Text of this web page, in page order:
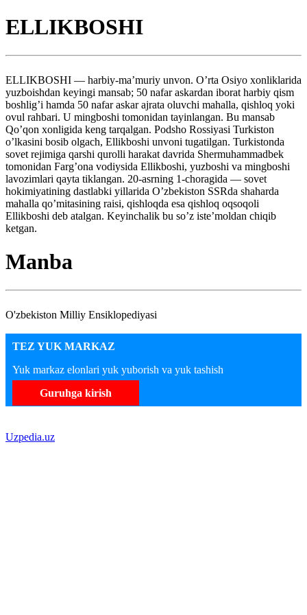
ELLIKBOSHI
ELLIKBOSHI — harbiy-ma’muriy unvon. O’rta Osiyo xonliklarida
yuzboishdan keyingi mansab; 50 nafar askardan iborat harbiy qism
boshlig’i hamda 50 nafar askar ajrata oluvchi mahalla, qishloq yoki
ovul rahbari. U mingboshi tomonidan tayinlangan. Bu mansab
Qo’qon xonligida keng tarqalgan. Podsho Rossiyasi Turkiston
o’lkasini bosib olgach, Ellikboshi unvoni tugatilgan. Turkistonda
sovet rejimiga qarshi qurolli harakat davrida Shermuhammadbek
tomonidan Farg’ona vodiysida Ellikboshi, yuzboshi va mingboshi
lavozimlari qayta tiklangan. 20-asrning 1-choragida — sovet
hokimiyatining dastlabki yillarida O’zbekiston SSRda shaharda
mahalla qo’mitasining raisi, qishloqda esa qishloq oqsoqoli
Ellikboshi deb atalgan. Keyinchalik bu so’z iste’moldan chiqib
ketgan.
Manba
O'zbekiston Milliy Ensiklopediyasi
TEZ YUK MARKAZ
Yuk markaz elonlari yuk yuborish va yuk tashish
Guruhga kirish
Uzpedia.uz